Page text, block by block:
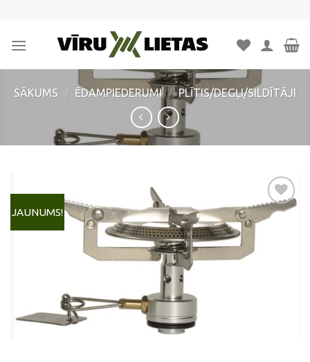
content
SĀKUMS / ĒDAMPIEDERUMI / PLĪTIS/DEGĻI/SILDĪTĀJI
JAUNUMS!
vēlmju